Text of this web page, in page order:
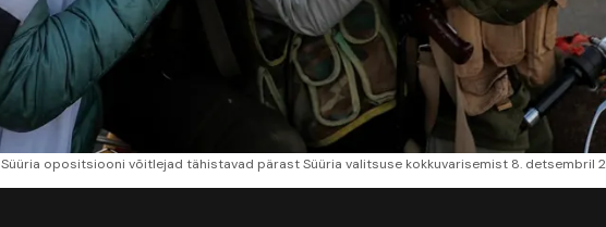
Süüria opositsiooni võitlejad tähistavad pärast Süüria valitsuse kokkuvarisemist 8. detsembril